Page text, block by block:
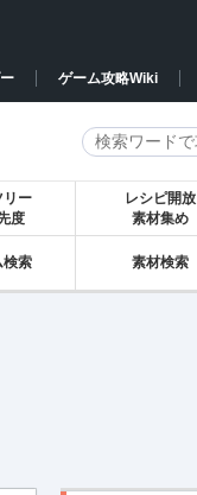
ゲーム攻略Wiki
リー
度
レシピ開放
素材集め
検索 素材検索